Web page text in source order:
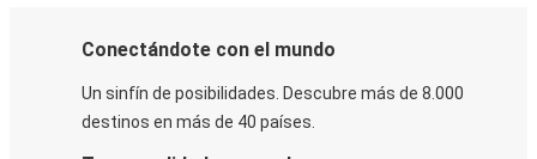
Conectándote con el mundo
Un sinfín de posibilidades. Descubre más de 8.000
destinos en más de 40 países.